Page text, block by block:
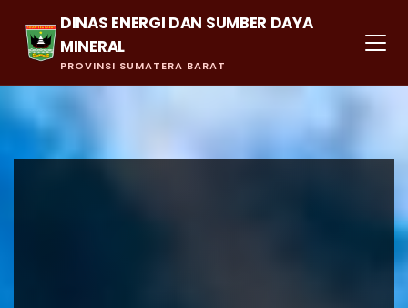
DINAS ENERGI DAN SUMBER DAYA
MINERAL
PROVINSI SUMATERA BARAT